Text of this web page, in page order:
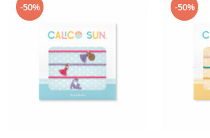
-50% -50%